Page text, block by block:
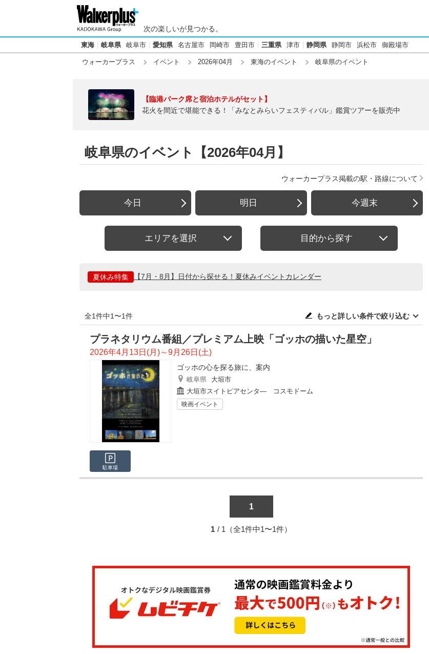
次の楽しいが見つかる。
東海 岐阜県 岐阜市 愛知県 名古屋市 岡崎市 豊田市 三重県 津市 静岡県 静岡市 浜松市 御殿場市
ウォーカープラス イベント 2026年04月 東海のイベント 岐阜県のイベント
【臨港パーク席と宿泊ホテルがセット】
花火を間近で堪能できる！「みなとみらいフェスティバル」鑑賞ツアーを販売中
岐阜県のイベント【2026年04月】
ウォーカープラス掲載の駅・路線について
今日 明日 今週末
エリアを選択 目的から探す
夏休み特集 【7月・8月】日付から探せる！夏休みイベントカレンダー
全1件中1〜1件 もっと詳しい条件で絞り込む
プラネタリウム番組／プレミアム上映「ゴッホの描いた星空」
2026年4月13日(月)～9月26日(土)
ゴッホの心を探る旅に、案内
岐阜県
大垣市
大垣市スイトピアセンタ― コスモドーム
映画イベント
駐車場
1
1 / 1（全1件中1〜1件）